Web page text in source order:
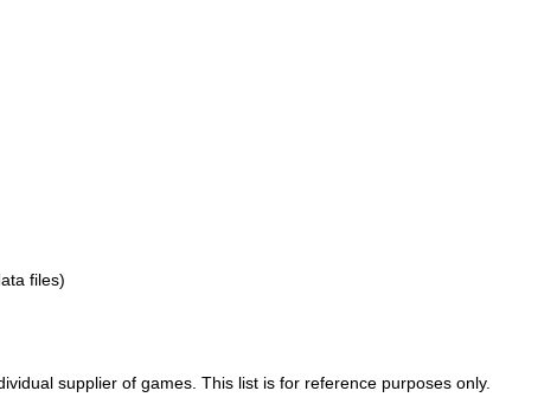
files)
supplier of games. This list is for reference purposes only.